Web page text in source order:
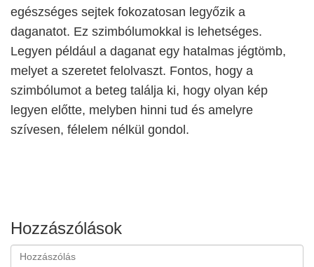
egészséges sejtek fokozatosan legyőzik a
daganatot. Ez szimbólumokkal is lehetséges.
Legyen például a daganat egy hatalmas jégtömb,
melyet a szeretet felolvaszt. Fontos, hogy a
szimbólumot a beteg találja ki, hogy olyan kép
legyen előtte, melyben hinni tud és amelyre
szívesen, félelem nélkül gondol.
Hozzászólások